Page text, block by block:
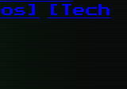
[Tech